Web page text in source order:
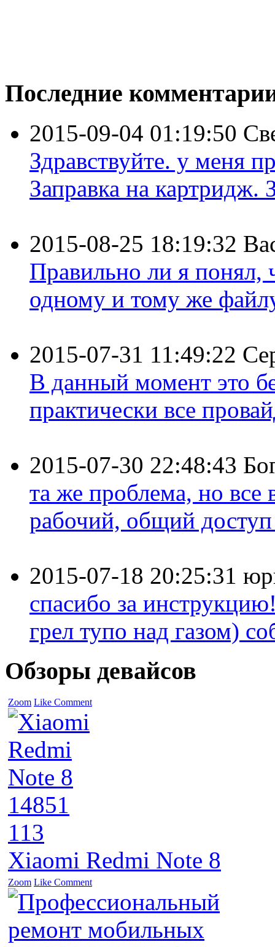
Последние
2015-09-04 01:19:50
Здравствуйте. у меня
Заправка на картридж.
2015-08-25 18:19:32
Правильно ли я понял,
одному и тому же
2015-07-31 11:49:22
В данный момент это
практически все
2015-07-30 22:48:43
та же проблема, но все
рабочий, общий доступ
2015-07-18 20:25:31
спасибо за
грел тупо над газом)
Обзоры девайсов
Zoom Like Comment
14851
113
Xiaomi Redmi Note 8
Zoom Like Comment